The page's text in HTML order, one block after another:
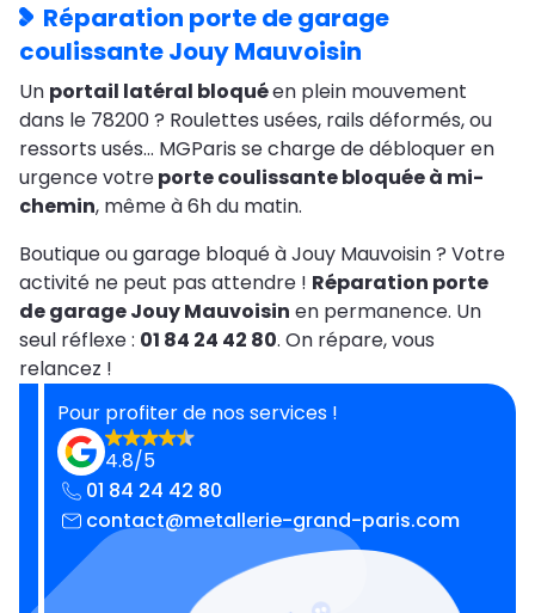
Réparation porte de garage
coulissante Jouy Mauvoisin
Un portail latéral bloquéen plein mouvement
dans le 78200 ? Roulettes usées, rails déformés, ou
ressorts usés… MGParis se charge de débloquer en
urgence votreporte coulissante bloquée à mi-
chemin, même à 6h du matin.
Boutique ou garage bloqué à Jouy Mauvoisin ? Votre
activité ne peut pas attendre ! Réparation porte
de garage Jouy Mauvoisin en permanence. Un
seul réflexe : 01 84 24 42 80. On répare, vous
relancez !
Pour profiter de nos services !
4.8/5
01 84 24 42 80
contact@metallerie-grand-paris.com